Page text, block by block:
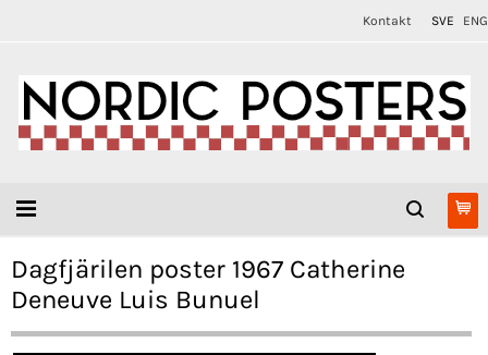
Kontakt SVE ENG
Dagfjärilen poster 1967 Catherine
Deneuve Luis Bunuel